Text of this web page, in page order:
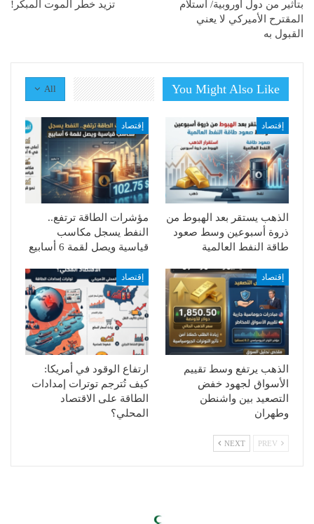
بتأثير من دول اوروبية/ استلام
المقترح الأميركي لا يعني
القبول به
تزيد خطر الموت المبكر!
All You Might Also Like
إقتصاد
الذهب يستقر بعد الهبوط من
ذروة أسبوعين وسط صعود
طاقة النفط العالمية
إقتصاد
مؤشرات الطاقة ترتفع..
النفط يسجل مكاسب
قياسية ويصل لقمة 6 أسابيع
إقتصاد
الذهب يرتفع وسط تقييم
الأسواق لجهود خفض
التصعيد بين واشنطن
وطهران
إقتصاد
ارتفاع الوقود في أمريكا:
كيف تُترجم توترات إمدادات
الطاقة على الاقتصاد
المحلي؟
NEXT